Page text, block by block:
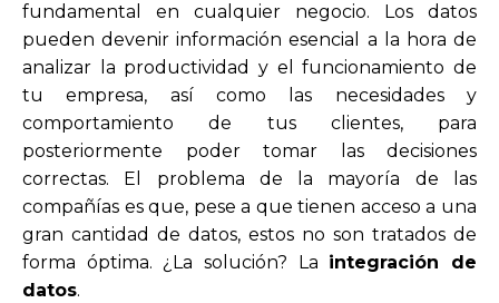
fundamental en cualquier negocio. Los datos
pueden devenir información esencial a la hora de
analizar la productividad y el funcionamiento de
tu empresa, así como las necesidades y
comportamiento de tus clientes, para
posteriormente poder tomar las decisiones
correctas. El problema de la mayoría de las
compañías es que, pese a que tienen acceso a una
gran cantidad de datos, estos no son tratados de
forma óptima. ¿La solución? La integración de
datos.